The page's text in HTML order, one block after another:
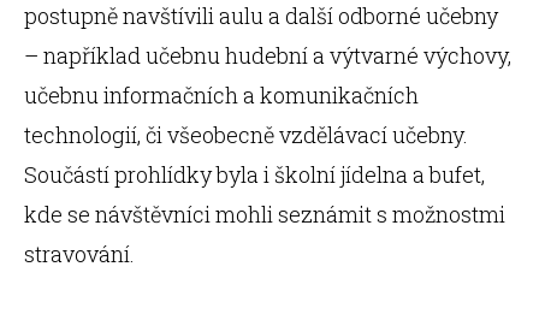
postupně navštívili aulu a další odborné učebny
– například učebnu hudební a výtvarné výchovy,
učebnu informačních a komunikačních
technologií, či všeobecně vzdělávací učebny.
Součástí prohlídky byla i školní jídelna a bufet,
kde se návštěvníci mohli seznámit s možnostmi
stravování.